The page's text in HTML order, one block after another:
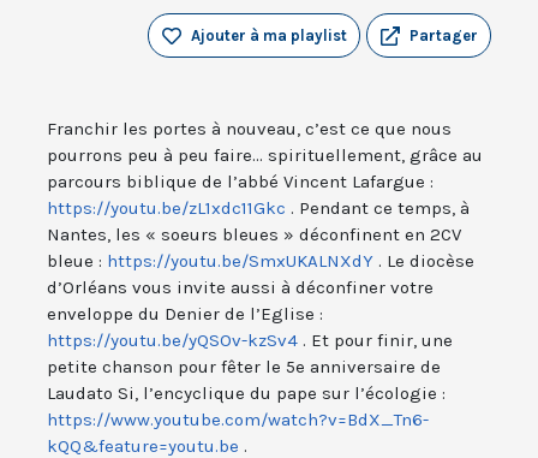
Partager
Ajouter à ma playlist
Franchir les portes à nouveau, c’est ce que nous
pourrons peu à peu faire... spirituellement, grâce au
parcours biblique de l’abbé Vincent Lafargue :
https://youtu.be/zL1xdc11Gkc . Pendant ce temps, à
Nantes, les « soeurs bleues » déconfinent en 2CV
bleue : https://youtu.be/SmxUKALNXdY . Le diocèse
d’Orléans vous invite aussi à déconfiner votre
enveloppe du Denier de l’Eglise :
https://youtu.be/yQSOv-kzSv4 . Et pour finir, une
petite chanson pour fêter le 5e anniversaire de
Laudato Si, l’encyclique du pape sur l’écologie :
https://www.youtube.com/watch?v=BdX_Tn6-
kQQ&feature=youtu.be .